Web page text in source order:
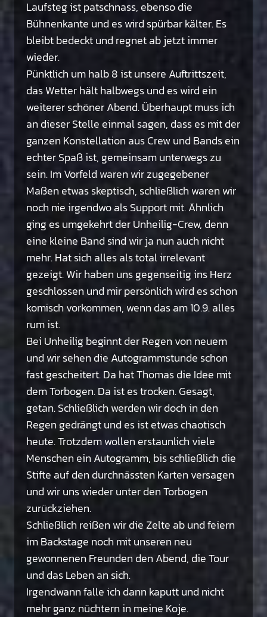
Laufsteg ist patschnass, ebenso die
Bühnenkante und es wird spürbar kälter. Es
bleibt bedeckt und regnet ab jetzt immer
wieder.
Pünktlich um halb 8 ist unsere Auftrittszeit,
das Wetter hält halbwegs und es wird ein
weiterer schöner Abend. Überhaupt muss ich
an dieser Stelle einmal sagen, dass es mit der
ganzen Konstellation aus Crew und Bands ein
echter Spaß ist, gemeinsam unterwegs zu
sein. Im Vorfeld waren wir zugegebener
Maßen etwas skeptisch, schließlich waren wir
noch nie irgendwo als Support mit. Ähnlich
ging es umgekehrt der Unheilig-Crew, denn
eine kleine Band sind wir ja nun auch nicht
mehr. Hat sich alles als total irrelevant
gezeigt. Wir haben uns gegenseitig ins Herz
geschlossen und mir persönlich wird es schon
komisch vorkommen, wenn das am 10.9. alles
rum ist.
Bei Unheilig beginnt der Regen von neuem
und wir sehen die Autogrammstunde schon
fast gescheitert. Da hat Thomas die Idee mit
dem Torbogen. Da ist es trocken. Gesagt,
getan. Schließlich werden wir doch in den
Regen gedrängt und es ist etwas chaotisch
heute. Trotzdem wollen erstaunlich viele
Menschen ein Autogramm, bis schließlich die
Stifte auf den durchnässten Karten versagen
und wir uns wieder unter den Torbogen
zurückziehen.
Schließlich reißen wir die Zelte ab und feiern
im Backstage noch mit unseren neu
gewonnenen Freunden den Abend, die Tour
und das Leben an sich.
Irgendwann falle ich dann kaputt und nicht
mehr ganz nüchtern in meine Koje.